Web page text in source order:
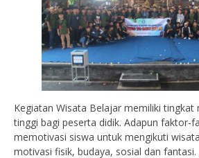
Kegiatan Wisata Belajar memiliki
tinggi bagi peserta didik. Adapun faktor-
memotivasi siswa untuk mengikuti
motivasi fisik, budaya, sosial dan